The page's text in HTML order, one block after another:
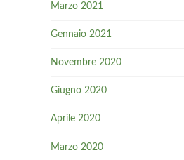
Marzo 2021
Gennaio 2021
Novembre 2020
Giugno 2020
Aprile 2020
Marzo 2020